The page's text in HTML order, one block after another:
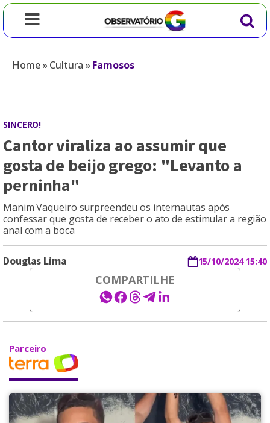
Home»Cultura »Famosos
SINCERO!
Cantor viraliza ao assumir que
gosta de beijo grego: "Levanto a
perninha"
Manim Vaqueiro surpreendeu os internautas após
confessar que gosta de receber o ato de estimular a região
anal com a boca
Douglas Lima 15/10/2024 15:40
COMPARTILHE
Parceiro